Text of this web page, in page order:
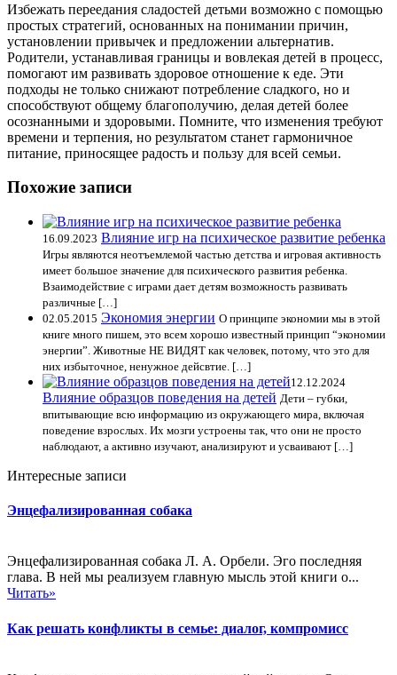
Избежать переедания сладостей детьми возможно с помощью
простых стратегий, основанных на понимании причин,
установлении привычек и предложении альтернатив.
Родители, устанавливая границы и вовлекая детей в процесс,
помогают им развивать здоровое отношение к еде. Эти
подходы не только снижают потребление сладкого, но и
способствуют общему благополучию, делая детей более
осознанными и здоровыми. Помните, что изменения требуют
времени и терпения, но результатом станет гармоничное
питание, приносящее радость и пользу для всей семьи.
Похожие записи
16.09.2023 Влияние игр на психическое развитие ребенка
Игры являются неотъемлемой частью детства и игровая активность
имеет большое значение для психического развития ребенка.
Взаимодействие с играми дает детям возможность развивать
различные […]
02.05.2015 Экономия энергии О принципе экономии мы в этой
книге много пишем, это всем хорошо известный принцип “экономии
энергии”. Животные НЕ ВИДЯТ как человек, потому, что это для
них избыточное, ненужное дейсвтие. […]
12.12.2024
Влияние образцов поведения на детей Дети – губки,
впитывающие всю информацию из окружающего мира, включая
поведение взрослых. Их мозги устроены так, что они не просто
наблюдают, а активно изучают, анализируют и усваивают […]
Интересные записи
Энцефализированная собака
Энцефализированная собака Л. А. Орбели. Эго последняя
глава. В ней мы реализуем главную мысль этой книги о...
Читать»
Как решать конфликты в семье: диалог, компромисс